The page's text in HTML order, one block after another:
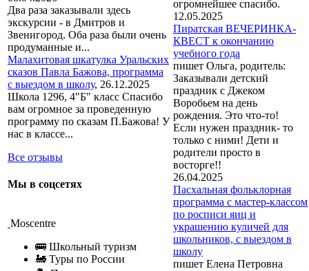
Два раза заказывали здесь
экскурсии - в Дмитров и
Звенигород. Оба раза были очень
продуманные и...
Малахитовая шкатулка Уральских
сказов Павла Бажова, программа
с выездом в школу, 26.12.2025
Школа 1296, 4"Б" класс Спасибо
вам огромное за проведенную
программу по сказам П.Бажова! У
нас в классе...
Все отзывы
Мы в соцсетях
Moscentre
🚌 Школьный туризм
🚂 Туры по России
огромнейшее спасибо.
12.05.2025
Пиратская ВЕЧЕРИНКА-
КВЕСТ к окончанию
учебного года
пишет Ольга, родитель:
Заказывали детский
праздник с Джеком
Воробьем на день
рождения. Это что-то!
Если нужен праздник- то
только с ними! Дети и
родители просто в
восторге!!
26.04.2025
Пасхальная фольклорная
программа с мастер-классом
по росписи яиц и
украшению куличей для
школьников, с выездом в
школу
пишет Елена Петровна